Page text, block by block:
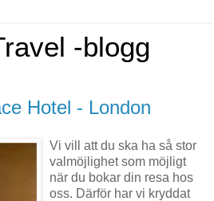
-blogg
Hotel - London
Vi vill att du ska ha så stor
valmöjlighet som möjligt
när du bokar din resa hos
oss. Därför har vi kryddat